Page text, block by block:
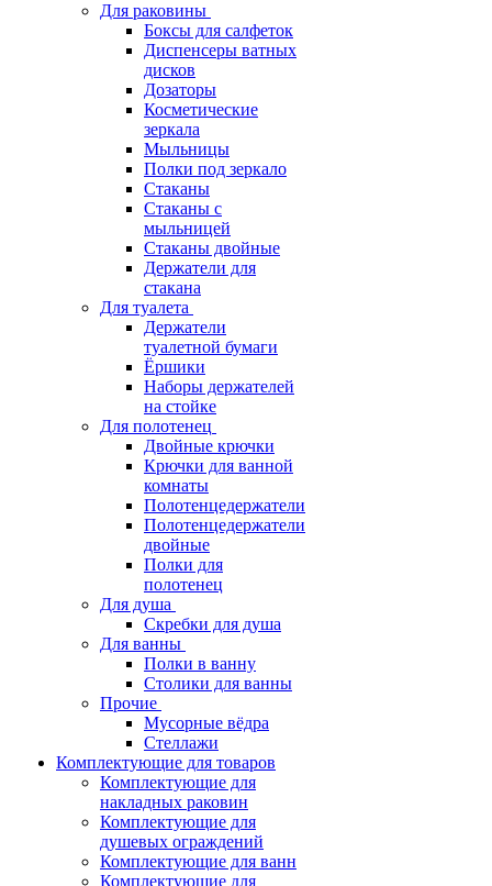
Для раковины
Боксы для салфеток
Диспенсеры ватных
дисков
Дозаторы
Косметические
зеркала
Мыльницы
Полки под зеркало
Стаканы
Стаканы с
мыльницей
Стаканы двойные
Держатели для
стакана
Для туалета
Держатели
туалетной бумаги
Ёршики
Наборы держателей
на стойке
Для полотенец
Двойные крючки
Крючки для ванной
комнаты
Полотенцедержатели
Полотенцедержатели
двойные
Полки для
полотенец
Для душа
Скребки для душа
Для ванны
Полки в ванну
Столики для ванны
Прочие
Мусорные вёдра
Стеллажи
Комплектующие для товаров
Комплектующие для
накладных раковин
Комплектующие для
душевых ограждений
Комплектующие для ванн
Комплектующие для